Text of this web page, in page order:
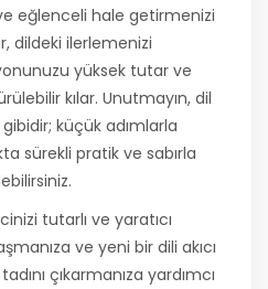
eğlenceli hale getirmenizi
dildeki ilerlemenizi
yüksek tutar ve
kılar. Unutmayın, dil
küçük adımlarla
sürekli pratik ve sabırla
tutarlı ve yaratıcı
ve yeni bir dili akıcı
çıkarmanıza yardımcı